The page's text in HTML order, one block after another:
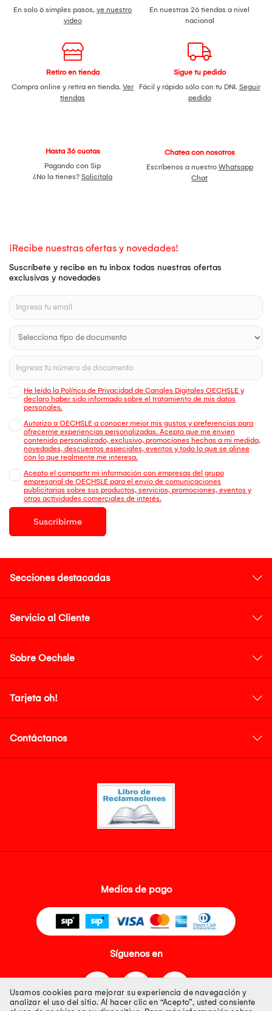
En solo 6 simples pasos, ve nuestro
video
En nuestras 26 tiendas a nivel
nacional
Retiro en tienda
Compra online y retira en tienda. Ver
tiendas
Sigue tu pedido
Fácil y rápido sólo con tu DNI. Seguir
pedido
Hasta 36 cuotas
Pagando con Sip
¿No la tienes? Solicítala
Chatea con nosotros
Escríbenos a nuestro Whatsapp
Chat
¡Recibe nuestras ofertas y novedades!
Suscríbete y recibe en tu inbox todas nuestras ofertas
exclusivas y novedades
He leído la Política de Privacidad de Canales Digitales OECHSLE y
declaro haber sido informado sobre el tratamiento de mis datos
personales.
Autorizo a OECHSLE a conocer mejor mis gustos y preferencias para
ofrecerme experiencias personalizadas. Acepto que me envien
contenido personalizado, exclusivo, promociones hechas a mi medida,
novedades, descuentos especiales, eventos y todo lo que se alinee
con lo que realmente me interesa.
Acepto el compartir mi información con empresas del grupo
empresarial de OECHSLE para el envío de comunicaciones
publicitarias sobre sus productos, servicios, promociones, eventos y
otras actividades comerciales de interés.
Suscribirme
Secciones destacadas
Servicio al Cliente
Sobre Oechsle
Tarjeta oh!
Contáctanos
Medios de pago
Síguenos en
Usamos cookies para mejorar su experiencia de navegación y
analizar el uso del sitio. Al hacer clic en “Acepto”, usted consiente